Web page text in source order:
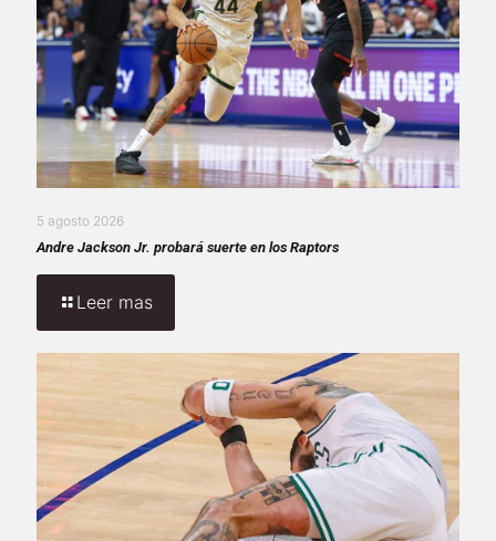
5 agosto 2026
Andre Jackson Jr. probará suerte en los Raptors
Leer mas